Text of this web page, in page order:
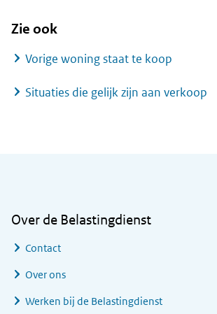
Zie ook
Vorige woning staat te koop
Situaties die gelijk zijn aan verkoop
Over de Belastingdienst
Contact
Over ons
Werken bij de Belastingdienst